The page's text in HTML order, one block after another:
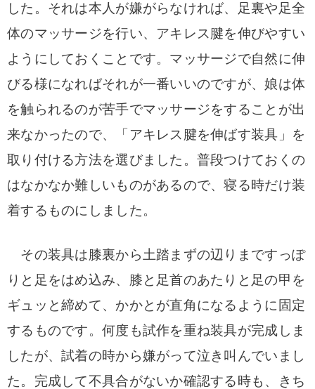
した。 それは本人が嫌がらなければ、足裏や足全
体のマッサージを行い、アキレス腱を伸びやすい
ようにしておくことです。 マッサージで自然に伸
びる様になればそれが一番いいのですが、娘は体
を触られるのが苦手でマッサージをすることが出
来なかったので、「アキレス腱を伸ばす装具」を
取り付ける方法を選びました。 普段つけておくの
はなかなか難しいものがあるので、寝る時だけ装
着するものにしました。
その装具は膝裏から土踏まずの辺りまですっぽ
りと足をはめ込み、膝と足首のあたりと足の甲を
ギュッと締めて、かかとが直角になるように固定
するものです。 何度も試作を重ね装具が完成しま
したが、試着の時から嫌がって泣き叫んでいまし
た。 完成して不具合がないか確認する時も、きち